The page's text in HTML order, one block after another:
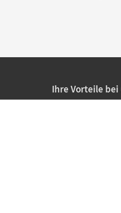
Ihre Vorteile bei
Persönliche
Sicheres
Schnelle und